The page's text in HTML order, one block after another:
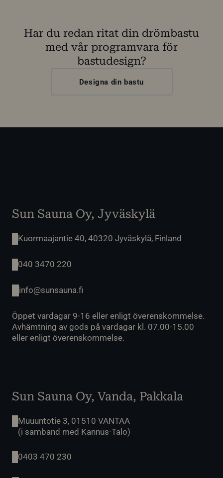
Har du redan ritat din drömbastu
med vår programvara för
bastudesign?
Designa din bastu
Sun Sauna Oy, Jyväskylä
Kuormaajantie 40, 40320 Jyväskylä, Finland
040 3470 220
info@sunsauna.fi
Öppet vardagar 9-16 eller enligt överenskommelse.
Avhämtning av gods på vardagar kl. 07.00-15.00
eller enligt överenskommelse.
Sun Sauna Oy, Vanda, Pakkala
Muuuntotie 3, 01510 VANTAA
(i samband med Kannus-Talo)
0403 470 230